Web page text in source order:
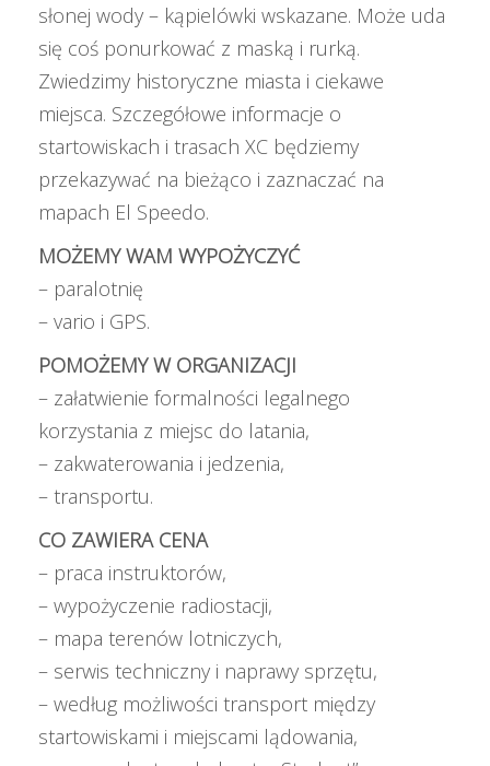
słonej wody – kąpielówki wskazane. Może uda
się coś ponurkować z maską i rurką.
Zwiedzimy historyczne miasta i ciekawe
miejsca. Szczegółowe informacje o
startowiskach i trasach XC będziemy
przekazywać na bieżąco i zaznaczać na
mapach El Speedo.
MOŻEMY WAM WYPOŻYCZYĆ
– paralotnię
– vario i GPS.
POMOŻEMY W ORGANIZACJI
– załatwienie formalności legalnego
korzystania z miejsc do latania,
– zakwaterowania i jedzenia,
– transportu.
CO ZAWIERA CENA
– praca instruktorów,
– wypożyczenie radiostacji,
– mapa terenów lotniczych,
– serwis techniczny i naprawy sprzętu,
– według możliwości transport między
startowiskami i miejscami lądowania,